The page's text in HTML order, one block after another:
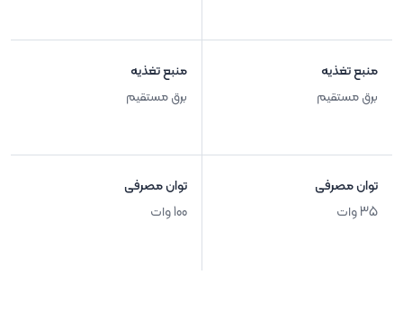
منبع تغذیه
برق مستقیم
توان مصرفی
35 وات
منبع تغذیه
برق مستقیم
توان مصرفی
100 وات